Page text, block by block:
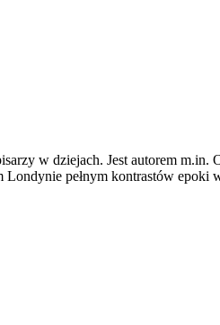
w dziejach. Jest autorem
pełnym kontrastów epoki